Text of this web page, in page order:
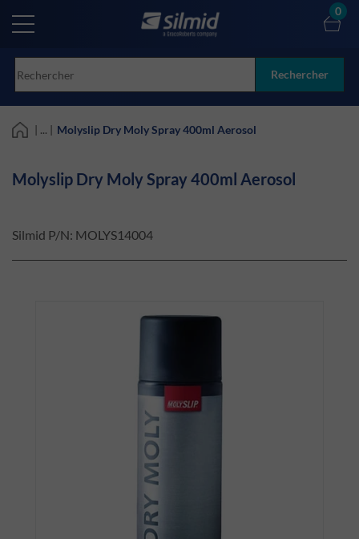
main
Rechercher
0
| ... | Molyslip Dry Moly Spray 400ml Aerosol
Molyslip Dry Moly Spray 400ml Aerosol
Silmid P/N: MOLYS14004